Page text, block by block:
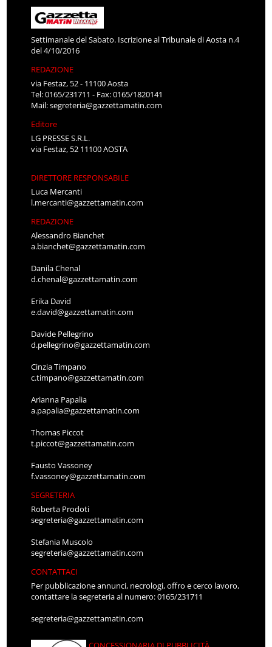
Settimanale del Sabato. Iscrizione al Tribunale di Aosta n.4
del 4/10/2016
REDAZIONE
via Festaz, 52 - 11100 Aosta
Tel: 0165/231711 - Fax: 0165/1820141
Mail:segreteria@gazzettamatin.com
Editore
LG PRESSE S.R.L.
via Festaz, 52 11100 AOSTA
DIRETTORE RESPONSABILE
Luca Mercanti
l.mercanti@gazzettamatin.com
REDAZIONE
Alessandro Bianchet
a.bianchet@gazzettamatin.com
Danila Chenal
d.chenal@gazzettamatin.com
Erika David
e.david@gazzettamatin.com
Davide Pellegrino
d.pellegrino@gazzettamatin.com
Cinzia Timpano
c.timpano@gazzettamatin.com
Arianna Papalia
a.papalia@gazzettamatin.com
Thomas Piccot
t.piccot@gazzettamatin.com
Fausto Vassoney
f.vassoney@gazzettamatin.com
SEGRETERIA
Roberta Prodoti
segreteria@gazzettamatin.com
Stefania Muscolo
segreteria@gazzettamatin.com
CONTATTACI
Per pubblicazione annunci, necrologi, offro e cerco lavoro,
contattare la segreteria al numero: 0165/231711
segreteria@gazzettamatin.com